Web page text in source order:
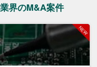
界のM&A案件